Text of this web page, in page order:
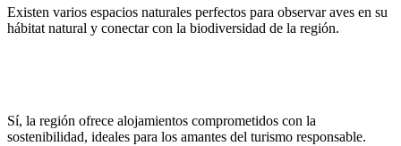
Existen varios espacios naturales perfectos para observar aves en su
hábitat natural y conectar con la biodiversidad de la región.
Sí, la región ofrece alojamientos comprometidos con la
sostenibilidad, ideales para los amantes del turismo responsable.